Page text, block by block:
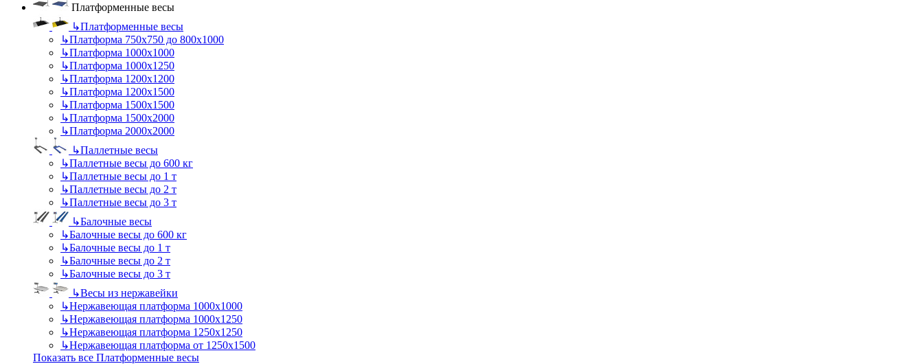
Платформенные весы
↳Платформенные весы
↳Платформа 750х750 до 800х1000
↳Платформа 1000х1000
↳Платформа 1000х1250
↳Платформа 1200х1200
↳Платформа 1200х1500
↳Платформа 1500х1500
↳Платформа 1500х2000
↳Платформа 2000х2000
↳Паллетные весы
↳Паллетные весы до 600 кг
↳Паллетные весы до 1 т
↳Паллетные весы до 2 т
↳Паллетные весы до 3 т
↳Балочные весы
↳Балочные весы до 600 кг
↳Балочные весы до 1 т
↳Балочные весы до 2 т
↳Балочные весы до 3 т
↳Весы из нержавейки
↳Нержавеющая платформа 1000х1000
↳Нержавеющая платформа 1000х1250
↳Нержавеющая платформа 1250х1250
↳Нержавеющая платформа от 1250х1500
Показать все Платформенные весы